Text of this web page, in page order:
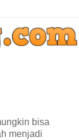
bisa
menjadi